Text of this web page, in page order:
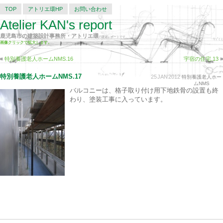
TOP アトリエ環HP お問い合わせ
Atelier KAN's report
鹿児島市の建築設計事務所・アトリエ環の建築レポートです。
画像クリックで拡大します。
« 特別養護老人ホームNMS.16 宇宿の住宅.13 »
25JAN2012 特別養護老人ホー
ムNMS
特別養護老人ホームNMS.17
バルコニーは、格子取り付け用下地鉄骨の設置も終
わり、塗装工事に入っています。